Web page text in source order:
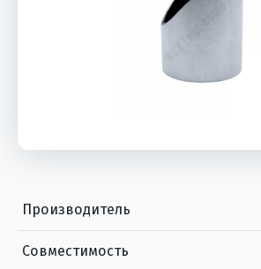
Производитель
Совместимость